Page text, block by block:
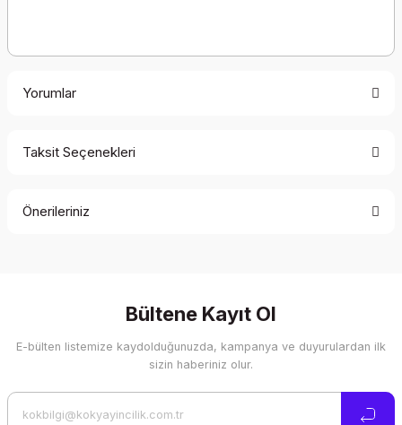
Yorumlar
Taksit Seçenekleri
Önerileriniz
Görüş ve önerileriniz için teşekkür ederiz.
Ürün resmi kalitesiz, bozuk veya görüntülenemiyor.
Bültene Kayıt Ol
E-bülten listemize kaydolduğunuzda, kampanya ve duyurulardan ilk
sizin haberiniz olur.